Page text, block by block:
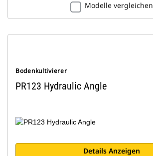
Modelle vergleichen
Bodenkultivierer
PR123 Hydraulic Angle
Details Anzeigen